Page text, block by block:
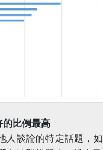
的比例最高
人談論的特定話題，